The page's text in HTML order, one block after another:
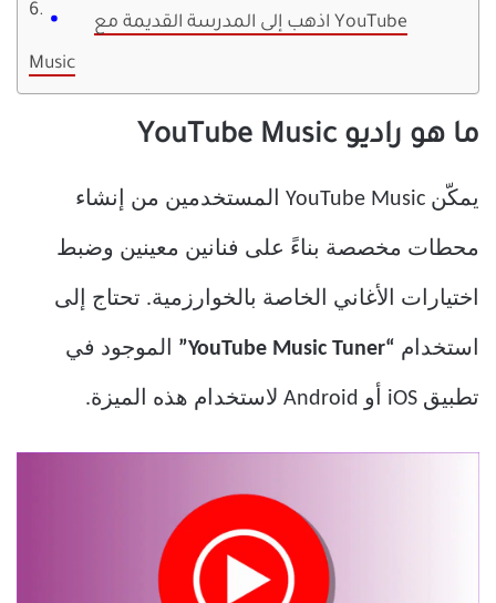
اذهب إلى المدرسة القديمة مع YouTube
Music
ما هو راديو YouTube Music
يمكّن YouTube Music المستخدمين من إنشاء
محطات مخصصة بناءً على فنانين معينين وضبط
اختيارات الأغاني الخاصة بالخوارزمية. تحتاج إلى
استخدام “YouTube Music Tuner” الموجود في
تطبيق iOS أو Android لاستخدام هذه الميزة.